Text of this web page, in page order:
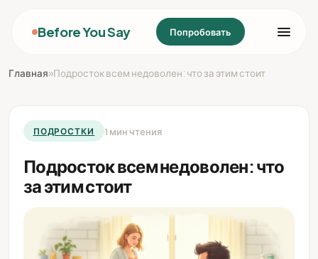
Before You Say Попробовать
Главная»Подросток всем недоволен: что за этим стоит
ПОДРОСТКИ 1 мин чтения
Подросток всем недоволен: что
за этим стоит